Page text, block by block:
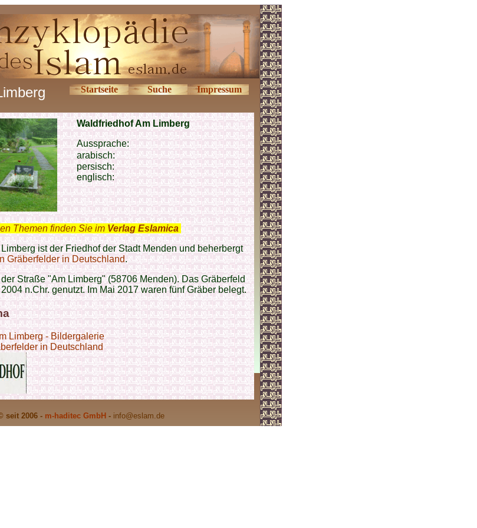
Startseite Suche Impressum
Waldfriedhof Am Limberg
Aussprache:
arabisch:
persisch:
englisch:
Themen finden Sie im Verlag Eslamica
ist der Friedhof der Stadt Menden und beherbergt
Gräberfelder in Deutschland.
Straße "Am Limberg" (58706 Menden). Das Gräberfeld
n.Chr. genutzt. Im Mai 2017 waren fünf Gräber belegt.
Limberg - Bildergalerie
in Deutschland
seit 2006 - m-haditec GmbH - info@eslam.de